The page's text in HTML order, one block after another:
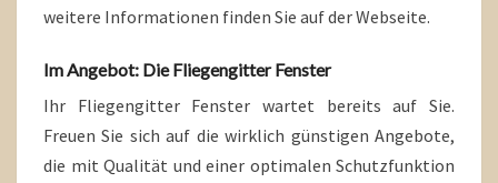
weitere Informationen finden Sie auf der Webseite.
Im Angebot: Die Fliegengitter Fenster
Ihr Fliegengitter Fenster wartet bereits auf Sie.
Freuen Sie sich auf die wirklich günstigen Angebote,
die mit Qualität und einer optimalen Schutzfunktion